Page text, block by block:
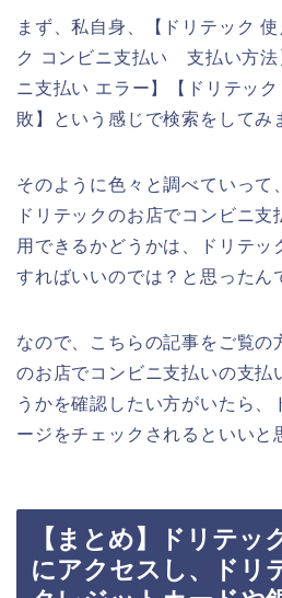
まず、私自身、【ドリテック
ク コンビニ支払い 支払い方法
ニ支払い エラー】【ドリテッ
敗】という感じで検索をしてみ
そのように色々と調べていって
ドリテックのお店でコンビニ支
用できるかどうかは、ドリテッ
すればいいのでは？と思ったん
なので、こちらの記事をご覧の
のお店でコンビニ支払いの支払
うかを確認したい方がいたら、
ージをチェックされるといいと
【まとめ】ドリテッ
にアクセスし、ドリ